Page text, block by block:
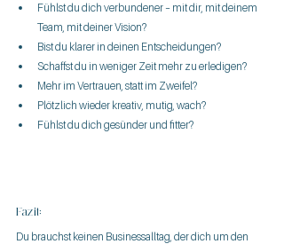
Fühlst du dich verbundener – mit dir, mit deinem
Team, mit deiner Vision?
Bist du klarer in deinen Entscheidungen?
Schaffst du in weniger Zeit mehr zu erledigen?
Mehr im Vertrauen, statt im Zweifel?
Plötzlich wieder kreativ, mutig, wach?
Fühlst du dich gesünder und fitter?
Fazit:
Du brauchst keinen Businessalltag, der dich um den